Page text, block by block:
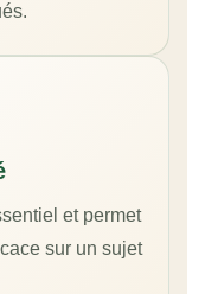
et permet
sur un sujet